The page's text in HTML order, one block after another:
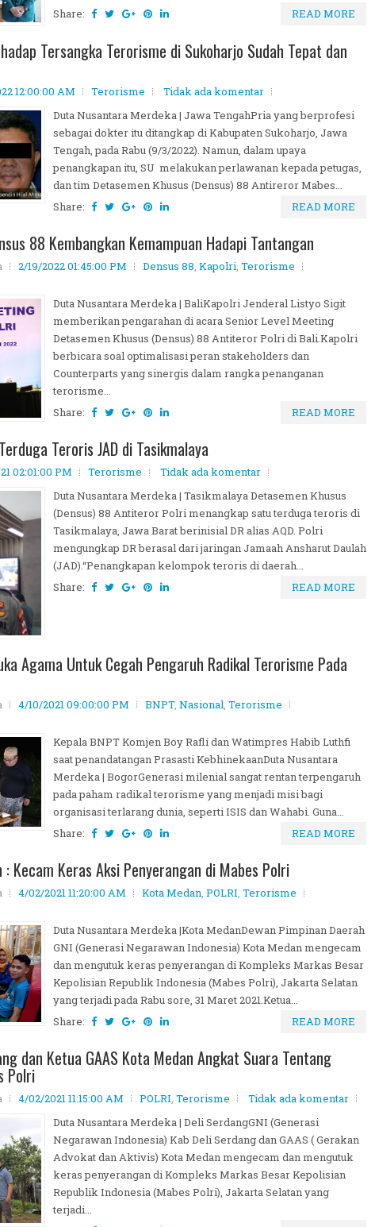
Share:
READ MORE
Tersangka Terorisme di Sukoharjo Sudah Tepat dan
12:00:00 AM Terorisme
Tidak ada komentar
Duta Nusantara Merdeka | Jawa TengahPria yang berprofesi
sebagai dokter itu ditangkap di Kabupaten Sukoharjo, Jawa
Tengah, pada Rabu (9/3/2022). Namun, dalam upaya
penangkapan itu, SU melakukan perlawanan kepada petugas,
dan tim Detasemen Khusus (Densus) 88 Antireror Mabes...
Share:
READ MORE
88 Kembangkan Kemampuan Hadapi Tantangan
2/19/2022 01:45:00 PM Densus 88, Kapolri, Terorisme
Duta Nusantara Merdeka | BaliKapolri Jenderal Listyo Sigit
memberikan pengarahan di acara Senior Level Meeting
Detasemen Khusus (Densus) 88 Antiteror Polri di Bali.Kapolri
berbicara soal optimalisasi peran stakeholders dan
Counterparts yang sinergis dalam rangka penanganan
terorisme...
Share:
READ MORE
Teroris JAD di Tasikmalaya
02:01:00 PM Terorisme
Tidak ada komentar
Duta Nusantara Merdeka | Tasikmalaya Detasemen Khusus
(Densus) 88 Antiteror Polri menangkap satu terduga teroris di
Tasikmalaya, Jawa Barat berinisial DR alias AQD. Polri
mengungkap DR berasal dari jaringan Jamaah Ansharut Daulah
(JAD).“Penangkapan kelompok teroris di daerah...
Share:
READ MORE
Agama Untuk Cegah Pengaruh Radikal Terorisme Pada
4/10/2021 09:00:00 PM BNPT, Nasional, Terorisme
Kepala BNPT Komjen Boy Rafli dan Watimpres Habib Luthfi
saat penandatangan Prasasti KebhinekaanDuta Nusantara
Merdeka | BogorGenerasi milenial sangat rentan terpengaruh
pada paham radikal terorisme yang menjadi misi bagi
organisasi terlarang dunia, seperti ISIS dan Wahabi. Guna...
Share:
READ MORE
: Kecam Keras Aksi Penyerangan di Mabes Polri
4/02/2021 11:20:00 AM Kota Medan, POLRI, Terorisme
Duta Nusantara Merdeka |Kota MedanDewan Pimpinan Daerah
GNI (Generasi Negarawan Indonesia) Kota Medan mengecam
dan mengutuk keras penyerangan di Kompleks Markas Besar
Kepolisian Republik Indonesia (Mabes Polri), Jakarta Selatan
yang terjadi pada Rabu sore, 31 Maret 2021.Ketua...
Share:
READ MORE
dan Ketua GAAS Kota Medan Angkat Suara Tentang
Polri
4/02/2021 11:15:00 AM POLRI, Terorisme
Tidak ada komentar
Duta Nusantara Merdeka | Deli SerdangGNI (Generasi
Negarawan Indonesia) Kab Deli Serdang dan GAAS ( Gerakan
Advokat dan Aktivis) Kota Medan mengecam dan mengutuk
keras penyerangan di Kompleks Markas Besar Kepolisian
Republik Indonesia (Mabes Polri), Jakarta Selatan yang
terjadi...
~||~ Muhammadiyah Tetapkan 1 Ramadhan 1446